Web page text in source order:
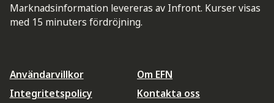
Marknadsinformation levereras av Infront. Kurser visas
med 15 minuters fördröjning.
Användarvillkor
Integritetspolicy
Om EFN
Kontakta oss